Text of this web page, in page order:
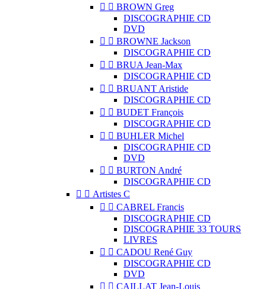
  BROWN Greg
DISCOGRAPHIE CD
DVD
  BROWNE Jackson
DISCOGRAPHIE CD
  BRUA Jean-Max
DISCOGRAPHIE CD
  BRUANT Aristide
DISCOGRAPHIE CD
  BUDET François
DISCOGRAPHIE CD
  BUHLER Michel
DISCOGRAPHIE CD
DVD
  BURTON André
DISCOGRAPHIE CD
  Artistes C
  CABREL Francis
DISCOGRAPHIE CD
DISCOGRAPHIE 33 TOURS
LIVRES
  CADOU René Guy
DISCOGRAPHIE CD
DVD
  CAILLAT Jean-Louis